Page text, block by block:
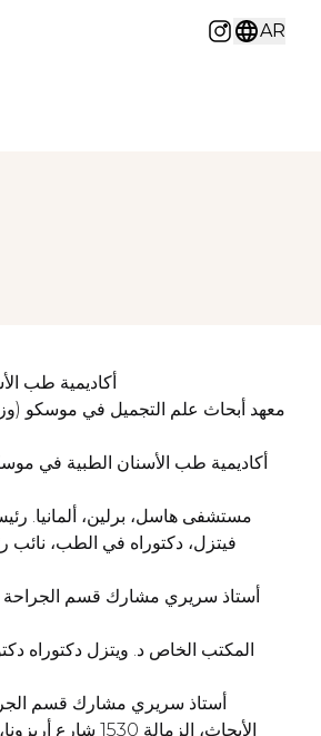
AR
أكاديمية طب
معهد أبحاث علم التجميل في موسكو
مستشفى هاسل، برلين، ألمانيا.
فيتزل، دكتوراه في الطب، نائب
المكتب الخاص د. ويتزل دكتوراه